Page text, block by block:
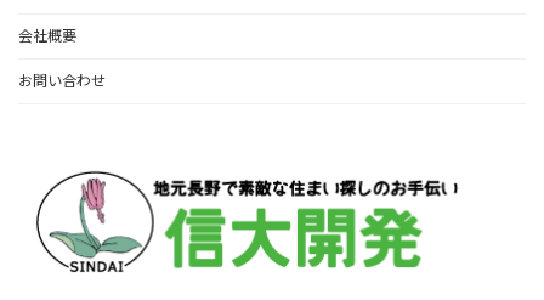
会社概要
お問い合わせ